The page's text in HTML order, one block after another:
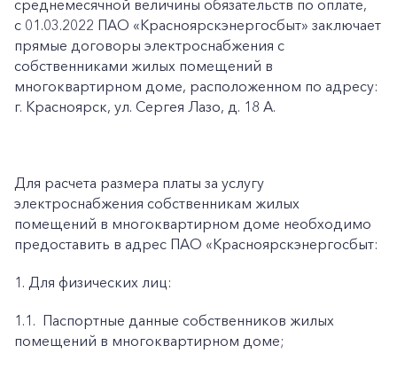
среднемесячной величины обязательств по оплате,
с 01.03.2022 ПАО «Красноярскэнергосбыт» заключает
прямые договоры электроснабжения с
собственниками жилых помещений в
многоквартирном доме, расположенном по адресу:
г. Красноярск, ул. Сергея Лазо, д. 18 А.
Для расчета размера платы за услугу
электроснабжения собственникам жилых
помещений в многоквартирном доме необходимо
предоставить в адрес ПАО «Красноярскэнергосбыт:
1. Для физических лиц:
1.1. Паспортные данные собственников жилых
помещений в многоквартирном доме;